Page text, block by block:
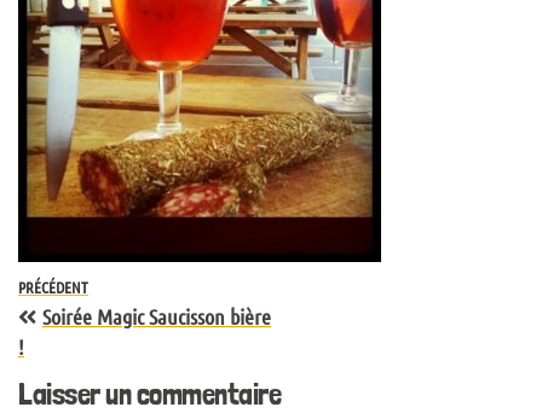
PRÉCÉDENT
Soirée Magic Saucisson bière
!
Laisser un commentaire